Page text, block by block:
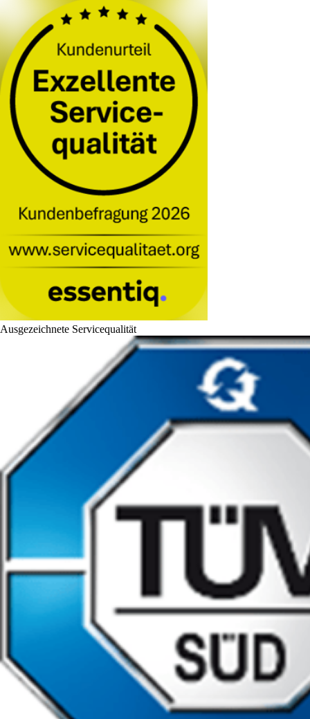
Ausgezeichnete Servicequalität